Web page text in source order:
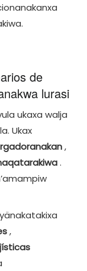
de
lurasi
ukaxa walja
Ukax
,
.
,